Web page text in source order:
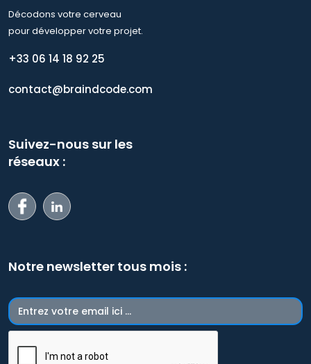
Décodons votre cerveau
pour développer votre projet.
+33 06 14 18 92 25
contact@braindcode.com
Suivez-nous sur les
réseaux :
Notre newsletter tous mois :